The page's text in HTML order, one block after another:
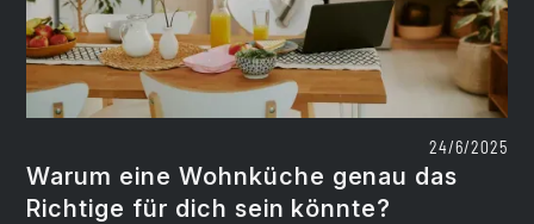
24/6/2025
Warum eine Wohnküche genau das
Richtige für dich sein könnte?